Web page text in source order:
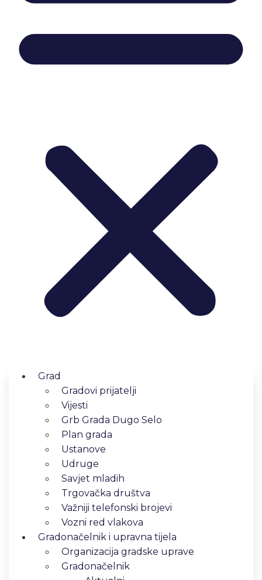
Grad
Gradovi prijatelji
Vijesti
Grb Grada Dugo Selo
Plan grada
Ustanove
Udruge
Savjet mladih
Trgovačka društva
Važniji telefonski brojevi
Vozni red vlakova
Gradonačelnik i upravna tijela
Organizacija gradske uprave
Gradonačelnik